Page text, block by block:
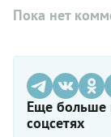
Пока нет
Еще больше
соцсетях